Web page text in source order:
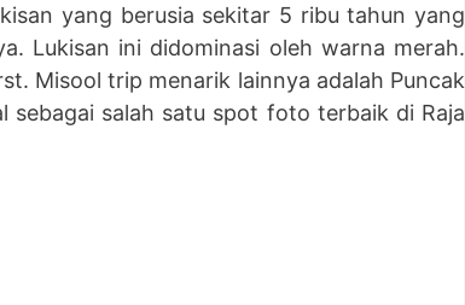
yang berusia sekitar 5 ribu tahun yang
Lukisan ini didominasi oleh warna merah.
Misool trip menarik lainnya adalah Puncak
salah satu spot foto terbaik di Raja